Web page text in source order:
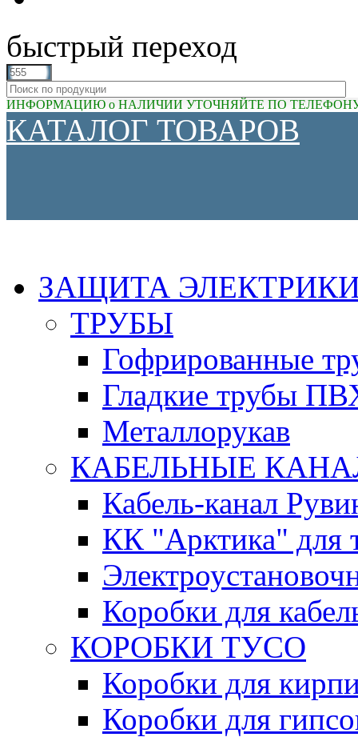
быстрый переход
ИНФОРМАЦИЮ о НАЛИЧИИ УТОЧНЯЙТЕ ПО ТЕЛЕФОНУ
КАТАЛОГ ТОВАРОВ
ЗАЩИТА
ТРУБЫ
Гофрированные
Гладкие трубы
Металлорукав
КАБЕЛЬНЫЕ
Кабель-канал
КК "Арктика" для
Коробки для
КОРОБКИ ТУСО
Коробки для
Коробки для